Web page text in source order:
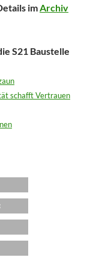
imArchiv
S21 Baustelle
schafft Vertrauen